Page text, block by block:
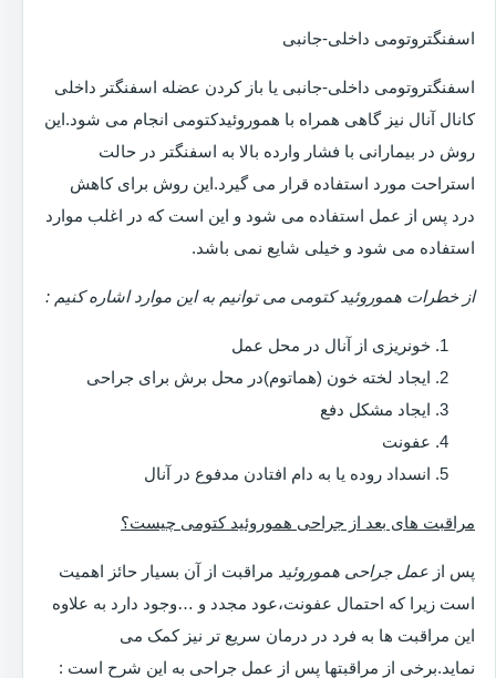
اسفنگتروتومی داخلی-جانبی
اسفنگتروتومی داخلی-جانبی یا باز کردن عضله اسفنگتر داخلی
کانال آنال نیز گاهی همراه با هموروئیدکتومی انجام می شود.این
روش در بیمارانی با فشار وارده بالا به اسفنگتر در حالت
استراحت مورد استفاده قرار می گیرد.این روش برای کاهش
درد پس از عمل استفاده می شود و این است که در اغلب موارد
استفاده می شود و خیلی شایع نمی باشد.
از خطرات هموروئید کتومی می توانیم به این موارد اشاره کنیم :
خونریزی از آنال در محل عمل
ایجاد لخته خون (هماتوم)در محل برش برای جراحی
ایجاد مشکل دفع
عفونت
انسداد روده یا به دام افتادن مدفوع در آنال
مراقبت های بعد از جراحی هموروئید کتومی چیست؟
پس از عمل جراحی هموروئید مراقبت از آن بسیار حائز اهمیت
است زیرا که احتمال عفونت،عود مجدد و …وجود دارد به علاوه
این مراقبت ها به فرد در درمان سریع تر نیز کمک می
نماید.برخی از مراقبتها پس از عمل جراحی به این شرح است :